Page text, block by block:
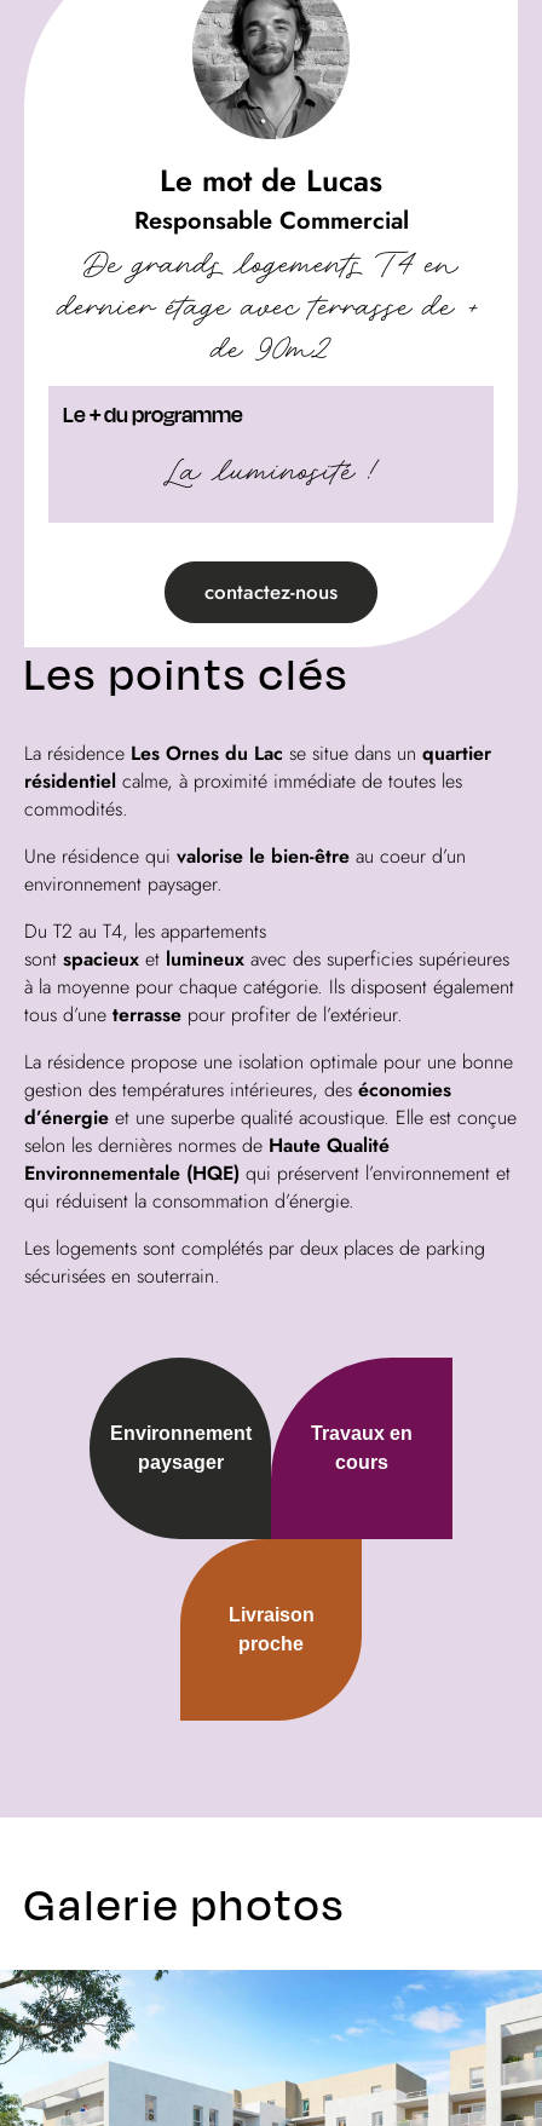
Le mot de Lucas
Responsable Commercial
De grands logements T4 en
dernier étage avec terrasse de +
de 90m2
Le + du programme
La luminosité !
contactez-nous
Les points clés
La résidence Les Ornes du Lac se situe dans un quartier
résidentiel calme, à proximité immédiate de toutes les
commodités.
Une résidence qui valorise le bien-être au coeur d’un
environnement paysager.
Du T2 au T4, les appartements
sont spacieux et lumineux avec des superficies supérieures
à la moyenne pour chaque catégorie. Ils disposent également
tous d’une terrasse pour profiter de l’extérieur.
La résidence propose une isolation optimale pour une bonne
gestion des températures intérieures, des économies
d’énergie et une superbe qualité acoustique. Elle est conçue
selon les dernières normes de Haute Qualité
Environnementale (HQE) qui préservent l’environnement et
qui réduisent la consommation d’énergie.
Les logements sont complétés par deux places de parking
sécurisées en souterrain.
Environnement
paysager
Travaux en
cours
Livraison
proche
Galerie photos